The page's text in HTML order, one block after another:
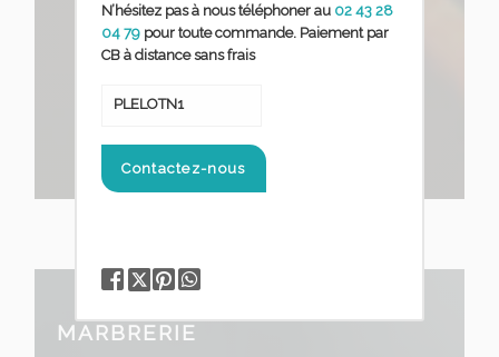
MARBRERIE
N’hésitez pas à nous téléphonerau 02 43 28
04 79 pour toute commande. Paiement par
CB à distance sans frais
PLELOTN1
Contactez-nous